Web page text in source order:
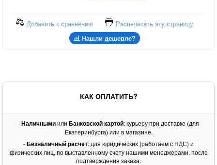
Добавить к сравнению
Распечатать эту страницу
Нашли дешевле?
КАК ОПЛАТИТЬ?
-Наличнымиили Банковской картой: курьеру при доставке (для
Екатеринбурга) или в магазине.
-Безналичный расчет: для юридических (работаем с НДС) и
физических лиц, по выставленному счету нашими менеджерами, после
подтверждения заказа.